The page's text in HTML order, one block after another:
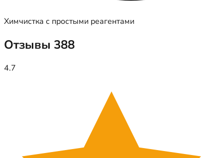
Химчистка с простыми реагентами
Отзывы 388
4.7